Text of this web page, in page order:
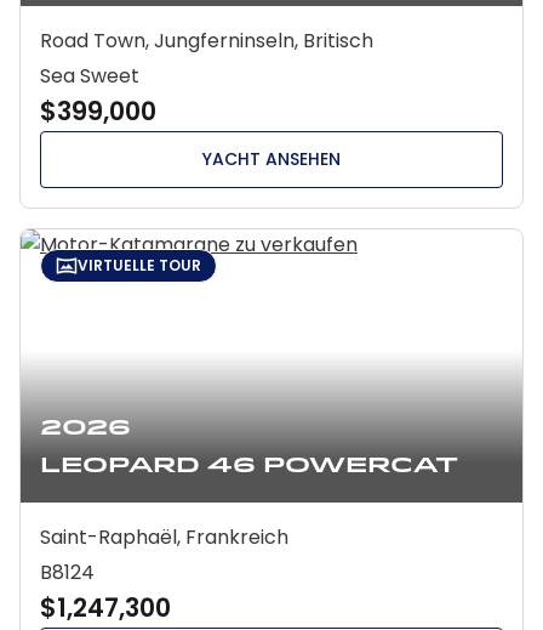
Road Town, Jungferninseln, Britisch
Sea Sweet
$399,000
YACHT ANSEHEN
2026
Leopard 46 Powercat
VIRTUELLE TOUR
Saint-Raphaël, Frankreich
B8124
$1,247,300